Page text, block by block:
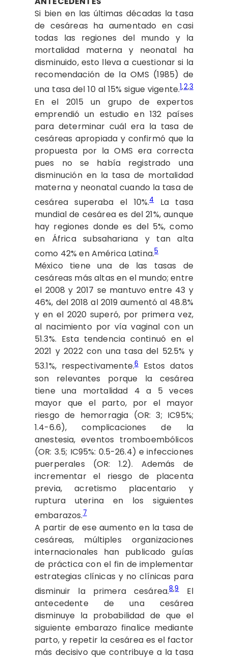
Si bien en las últimas décadas la tasa
de cesáreas ha aumentado en casi
todas las regiones del mundo y la
mortalidad materna y neonatal ha
disminuido, esto lleva a cuestionar si la
recomendación de la OMS (1985) de
una tasa del 10 al 15% sigue vigente.1,2,3
En el 2015 un grupo de expertos
emprendió un estudio en 132 países
para determinar cuál era la tasa de
cesáreas apropiada y confirmó que la
propuesta por la OMS era correcta
pues no se había registrado una
disminución en la tasa de mortalidad
materna y neonatal cuando la tasa de
cesárea superaba el 10%.4La tasa
mundial de cesárea es del 21%, aunque
hay regiones donde es del 5%, como
en África subsahariana y tan alta
como 42% en América Latina.5
México tiene una de las tasas de
cesáreas más altas en el mundo; entre
el 2008 y 2017 se mantuvo entre 43 y
46%, del 2018 al 2019 aumentó al 48.8%
y en el 2020 superó, por primera vez,
al nacimiento por vía vaginal con un
51.3%. Esta tendencia continuó en el
2021 y 2022 con una tasa del 52.5% y
53.1%, respectivamente.6Estos datos
son relevantes porque la cesárea
tiene una mortalidad 4 a 5 veces
mayor que el parto, por el mayor
riesgo de hemorragia (OR: 3; IC95%;
1.4-6.6), complicaciones de la
anestesia, eventos tromboembólicos
(OR: 3.5; IC95%: 0.5-26.4) e infecciones
puerperales (OR: 1.2). Además de
incrementar el riesgo de placenta
previa, acretismo placentario y
ruptura uterina en los siguientes
embarazos.7
A partir de ese aumento en la tasa de
cesáreas, múltiples organizaciones
internacionales han publicado guías
de práctica con el fin de implementar
estrategias clínicas y no clínicas para
disminuir la primera cesárea.8,9El
antecedente de una cesárea
disminuye la probabilidad de que el
siguiente embarazo finalice mediante
parto, y repetir la cesárea es el factor
más decisivo que contribuye a la tasa